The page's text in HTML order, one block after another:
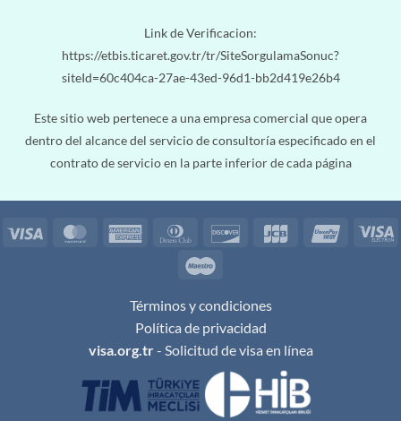
Link de Verificacion:
https://etbis.ticaret.gov.tr/tr/SiteSorgulamaSonuc?
siteId=60c404ca-27ae-43ed-96d1-bb2d419e26b4
Este sitio web pertenece a una empresa comercial que opera
dentro del alcance del servicio de consultoría especificado en el
contrato de servicio en la parte inferior de cada página
Visa MasterCardAmerican
Express
Dinners
Club
Discover JCB
Términos y condiciones
Política de privacidad
visa.org.tr- Solicitud de visa en línea